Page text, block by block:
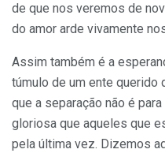
de que nos veremos de
do amor arde vivamente
Assim também é a
túmulo de um ente querido
que a separação não é
gloriosa que aqueles que
pela última vez. Dizemos